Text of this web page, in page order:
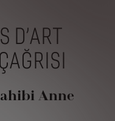
D’ART
Anne